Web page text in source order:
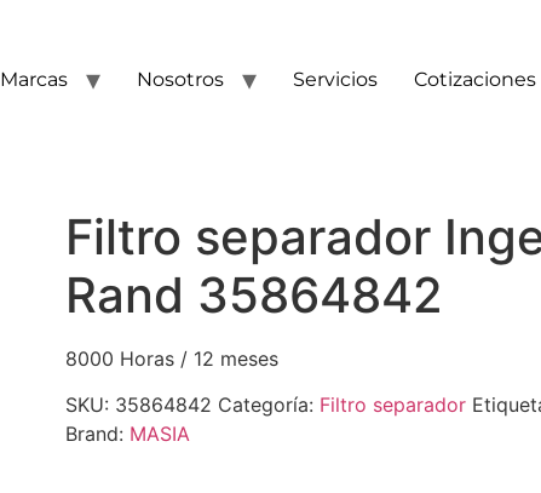
Marcas Nosotros Servicios Cotizaciones
Filtro separador
Rand 35864842
8000 Horas / 12 meses
SKU: 35864842 Categoría: Filtro separador
Brand: MASIA